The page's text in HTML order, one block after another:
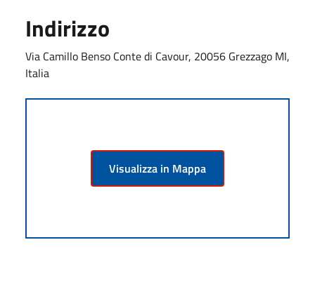
Indirizzo
Via Camillo Benso Conte di Cavour, 20056 Grezzago MI,
Italia
Visualizza in Mappa